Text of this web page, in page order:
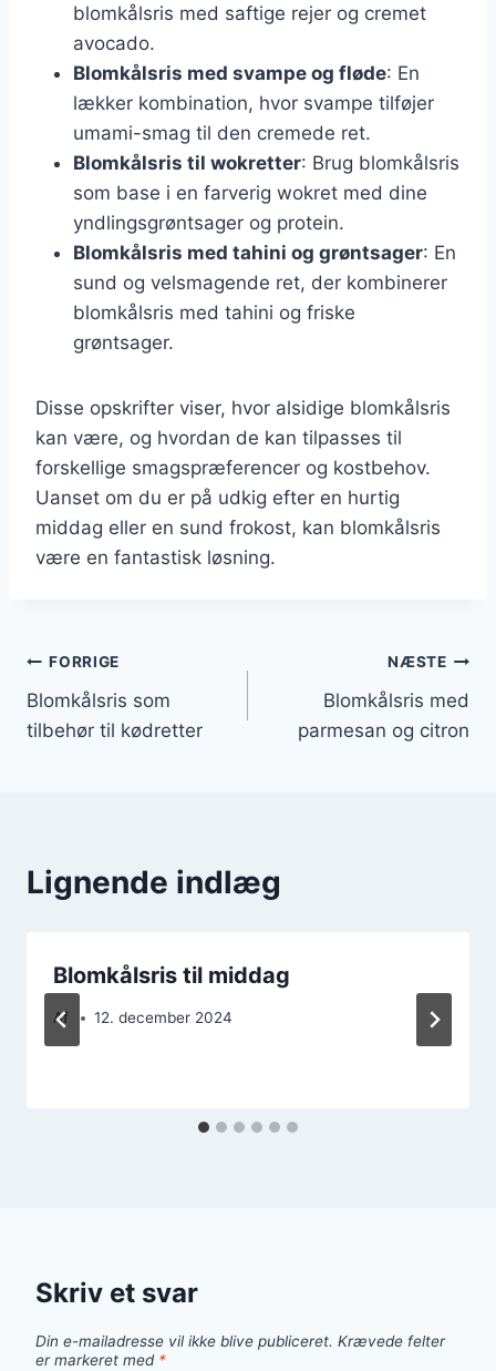
blomkålsris med saftige rejer og cremet
avocado.
Blomkålsris med svampe og fløde: En
lækker kombination, hvor svampe tilføjer
umami-smag til den cremede ret.
Blomkålsris til wokretter: Brug blomkålsris
som base i en farverig wokret med dine
yndlingsgrøntsager og protein.
Blomkålsris med tahini og grøntsager: En
sund og velsmagende ret, der kombinerer
blomkålsris med tahini og friske
grøntsager.
Disse opskrifter viser, hvor alsidige blomkålsris
kan være, og hvordan de kan tilpasses til
forskellige smagspræferencer og kostbehov.
Uanset om du er på udkig efter en hurtig
middag eller en sund frokost, kan blomkålsris
være en fantastisk løsning.
Indlægsnavigation
FORRIGE
Blomkålsris som
tilbehør til kødretter
NÆSTE
Blomkålsris med
parmesan og citron
Lignende indlæg
Blomkålsris til middag
Af 12. december 2024
Skriv et svar
Din e-mailadresse vil ikke blive publiceret. Krævede felter
er markeret med *